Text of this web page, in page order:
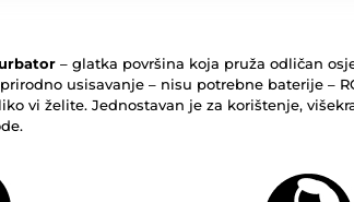
– glatka površina koja pruža odličan
usisavanje – nisu potrebne baterije –
vi želite. Jednostavan je za korištenje,